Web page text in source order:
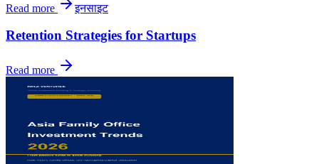
Read more इनसाइट
Retention Strategies for Startups
Read more